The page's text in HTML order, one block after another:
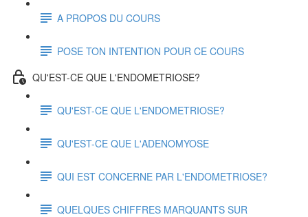
A PROPOS DU COURS
POSE TON INTENTION POUR CE COURS
QU'EST-CE QUE L'ENDOMETRIOSE?
QU'EST-CE QUE L'ENDOMETRIOSE?
QU'EST-CE QUE L'ADENOMYOSE
QUI EST CONCERNE PAR L'ENDOMETRIOSE?
QUELQUES CHIFFRES MARQUANTS SUR